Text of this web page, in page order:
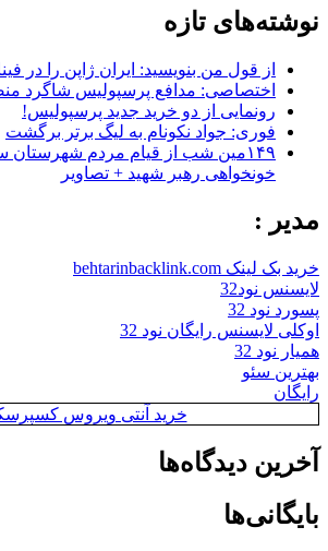
نوشته‌های تازه
از قول من بنویسید: ایران ژاپن را در
اختصاصی: مدافع پرسپولیس شاگرد
رونمایی از دو خرید جدید پرسپولیس!
فوری: جواد نکونام به لیگ برتر برگشت
۱۴۹مین شب از قیام مردم
خونخواهی رهبر شهید + تصاویر
مدیر :
خرید بک لینک behtarinbacklink.com
لایسنس نود32
پسورد نود 32
اوکلی لایسنس رایگان نود 32
همیار نود 32
بهترین سئو
رایگان
خرید آنتی ویروس
آخرین دیدگاه‌ها
بایگانی‌ها